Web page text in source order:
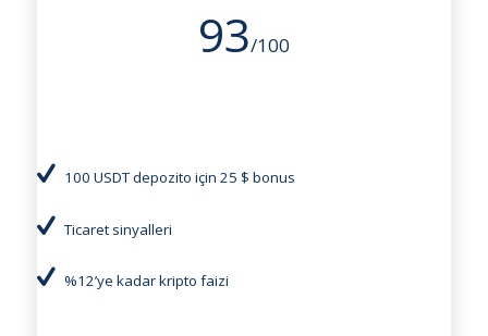
93/100
100 USDT depozito için 25 $ bonus
Ticaret sinyalleri
%12’ye kadar kripto faizi